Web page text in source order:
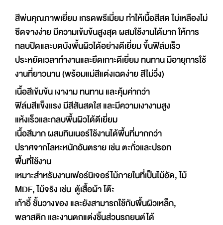
สีพ่นคุณภาพเยี่ยม เกรดพรีเมี่ยม ทำให้เนื้อสีสด ไม่เหลืองไม่
ซีดจางง่าย มีความเข้มข้นสูงสุด ผสมใช้งานได้มาก ให้การ
กลบปิดและบดบังพื้นผิวได้อย่างดีเยี่ยม ขึ้นฟิล์มเร็ว
ประหยัดเวลาทำงานและยึดเกาะดีเยี่ยม ทนทาน มีอายุการใช้
งานที่ยาวนาน (พร้อมแม่สีแต่งเฉดง่าย สีไม่วิ่ง)
เนื้อสีเข้มข้น เงางาม ทนทาน และคุ้มค่ากว่า
ฟิล์มสีแข็งแรง มีสีสันสดใส และมีความเงางามสูง
แห้งเร็วและกลบพื้นผิวได้ดีเยี่ยม
เนื้อสีมาก ผสมทินเนอร์ใช้งานได้พื้นที่มากกว่า
ปราศจากโลหะหนักอันตราย เช่น ตะกั่วและปรอท
พื้นที่ใช้งาน
เหมาะสำหรับงานเฟอร์นิเจอร์ไม้ภายในที่เป็นไม้อัด, ไม้
MDF, ไม้จริง เช่น ตู้เสื้อผ้า โต๊ะ
เก้าอี้ ชั้นวางของ และยังสามารถใช้กับพื้นผิวเหล็ก,
พลาสติก และงานตกแต่งชิ้นส่วนรถยนต์ได้